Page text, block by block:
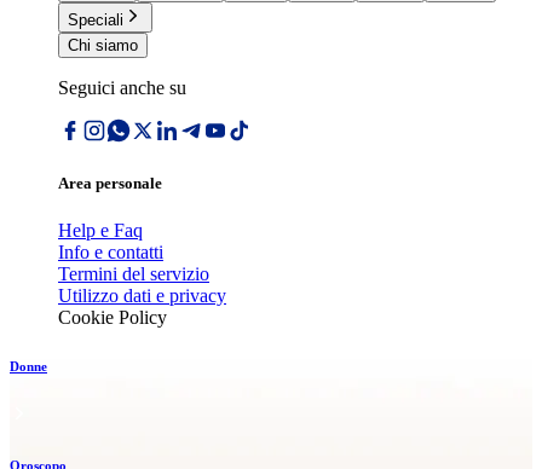
Speciali
Chi siamo
Seguici anche su
Area personale
Help e Faq
Info e contatti
Termini del servizio
Utilizzo dati e privacy
Cookie Policy
Donne
Oroscopo